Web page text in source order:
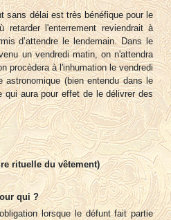
sans délai est très bénéfique pour le
l'enterrement reviendrait à
d’attendre le lendemain. Dans le
un vendredi matin, on n'attendra
procèdera à l'inhumation le vendredi
astronomique (bien entendu dans le
qui aura pour effet de le délivrer des
rituelle du vêtement)
qui ?
lorsque le défunt fait partie